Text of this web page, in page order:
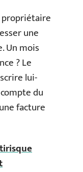
une
Un mois
? Le
lui-
du
facture